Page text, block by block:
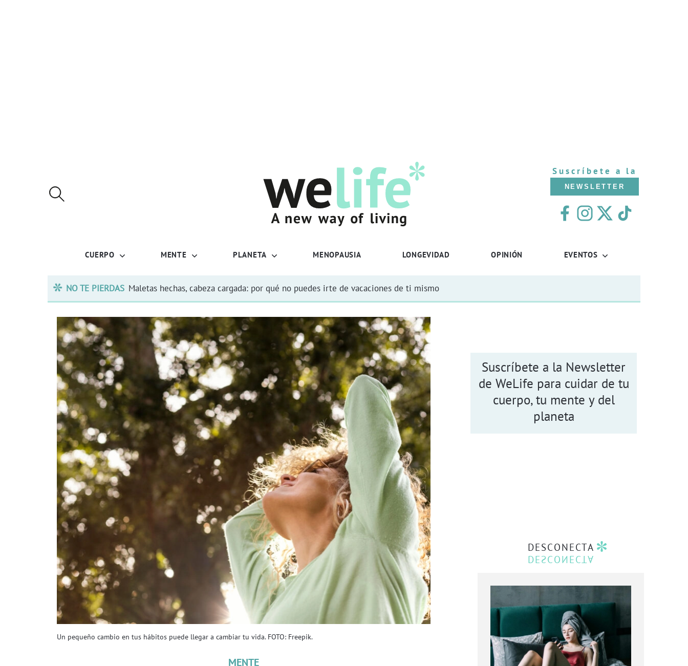
Suscríbete a la
NEWSLETTER
CUERPO MENTE PLANETA MENOPAUSIA LONGEVIDAD OPINIÓN EVENTOS
NO TE PIERDAS Maletas hechas, cabeza cargada: por qué no puedes irte de vacaciones de ti mismo
Un pequeño cambio en tus hábitos puede llegar a cambiar tu vida. FOTO: Freepik.
MENTE
Suscríbete a la Newsletter
de WeLife para cuidar de tu
cuerpo, tu mente y del
planeta
DESCONECTA